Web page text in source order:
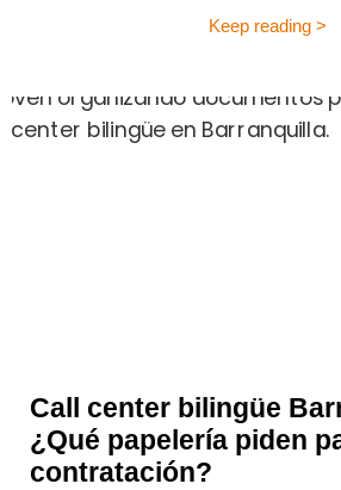
Keep reading >
Call center bilingüe
¿Qué papelería piden
contratación?